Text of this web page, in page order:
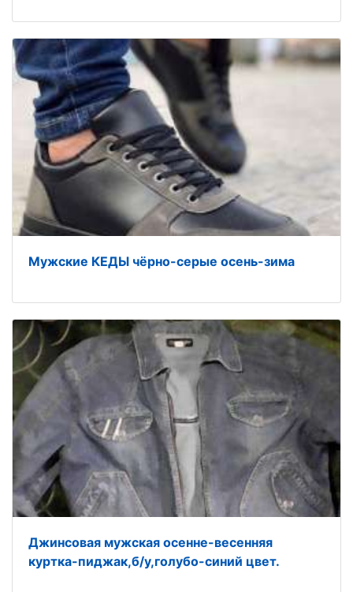
Мужские КЕДЫ чёрно-серые осень-зима
Джинсовая мужская осенне-весенняя
куртка-пиджак,б/у,голубо-синий цвет.